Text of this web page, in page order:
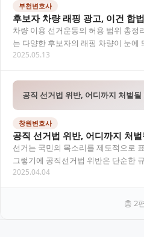
부천변호사
후보자 차량 래핑 광고, 이건 합
차량 이용 선거운동의 허용 범위 총정
는 다양한 후보자의 래핑 차량이 눈에
이름, 정당명, 대표 공약이 대형 인쇄물
2025.05.13
공직 선거법 위반, 어디까지 처벌될
창원변호사
공직 선거법 위반, 어디까지 처
선거는 국민의 목소리를 제도적으로
그렇기에 공직선거법 위반은 단순한
하는 중대한 범죄로 간주됩니다. 본 글
2025.04.04
총 2편